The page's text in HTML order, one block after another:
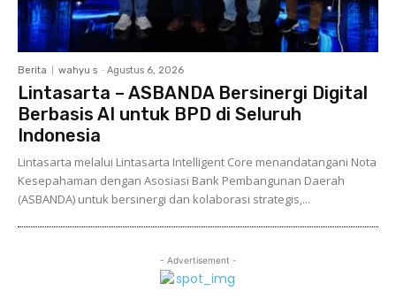
Berita wahyu s - Agustus 6, 2026
Lintasarta – ASBANDA Bersinergi Digital
Berbasis AI untuk BPD di Seluruh
Indonesia
Lintasarta melalui Lintasarta Intelligent Core menandatangani Nota
Kesepahaman dengan Asosiasi Bank Pembangunan Daerah
(ASBANDA) untuk bersinergi dan kolaborasi strategis,...
- Advertisement -